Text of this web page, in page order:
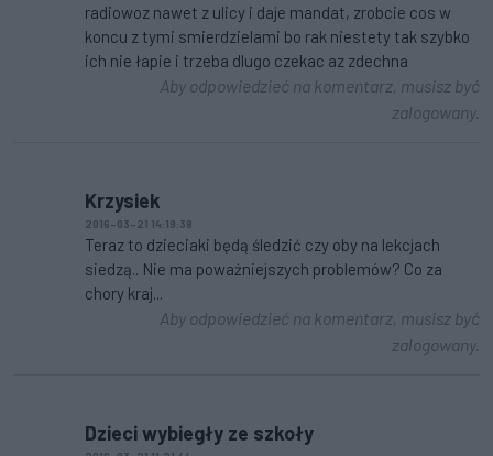
radiowoz nawet z ulicy i daje mandat, zrobcie cos w
koncu z tymi smierdzielami bo rak niestety tak szybko
ich nie łapie i trzeba dlugo czekac az zdechna
Aby odpowiedzieć na komentarz, musisz być
zalogowany.
Krzysiek
2016-03-21 14:19:38
Teraz to dzieciaki będą śledzić czy oby na lekcjach
siedzą.. Nie ma poważniejszych problemów? Co za
chory kraj...
Aby odpowiedzieć na komentarz, musisz być
zalogowany.
Dzieci wybiegły ze szkoły